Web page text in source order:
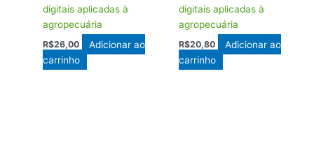
digitais aplicadas à
agropecuária
R$26,00
Adicionar ao
carrinho
digitais aplicadas à
agropecuária
R$20,80
Adicionar ao
carrinho